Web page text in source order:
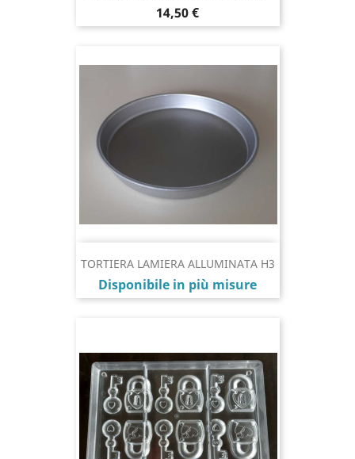
Prezzo
14,50 €
TORTIERA LAMIERA ALLUMINATA H3
Prezzo
Disponibile in più misure